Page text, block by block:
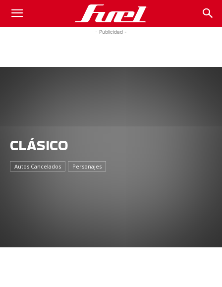
Fuel
- Publicidad -
CLÁSICO
Autos Cancelados Personajes